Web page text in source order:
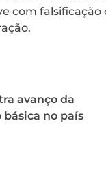
com falsificação
avanço da
básica no país